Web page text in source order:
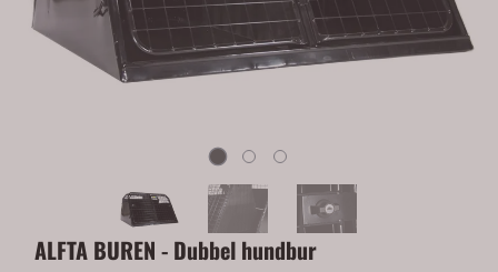
ALFTA BUREN - Dubbel hundbur